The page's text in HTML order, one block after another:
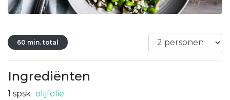
60 min. total
Ingrediënten
1 spsk olijfolie